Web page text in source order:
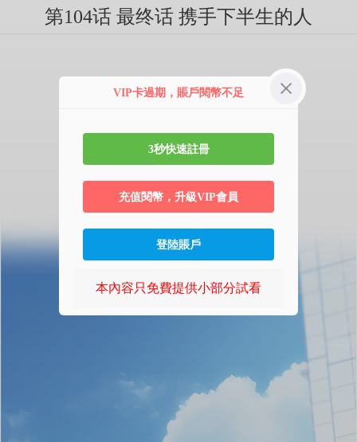
第104话 最终话 携手下半生的人
VIP卡過期，賬戶閱幣不足
3秒快速註冊
充值閱幣，升級VIP會員
登陸賬戶
本內容只免費提供小部分試看